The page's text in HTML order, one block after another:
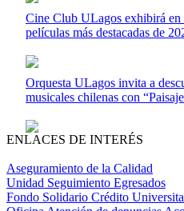
Cine Club ULagos exhibirá en
películas más destacadas de
Orquesta ULagos invita a
musicales chilenas con
ENLACES DE INTERÉS
Aseguramiento de la Calidad
Unidad Seguimiento Egresados
Fondo Solidario Crédito